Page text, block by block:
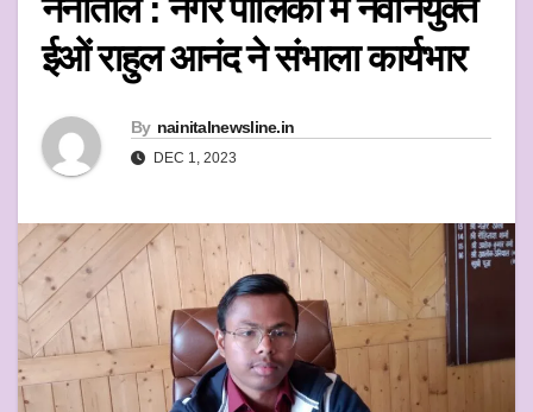
नैनीताल : नगर पालिका में नवनियुक्त
ईओं राहुल आनंद ने संभाला कार्यभार
By nainitalnewsline.in
DEC 1, 2023